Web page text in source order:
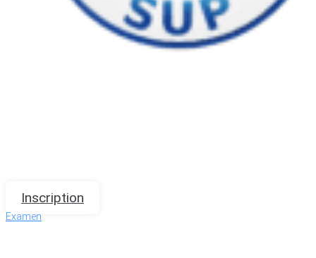
Inscription
Examen